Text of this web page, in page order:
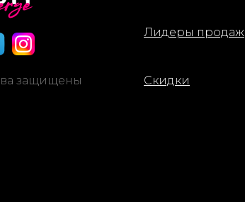
защищены
Лидеры продаж
Скидки